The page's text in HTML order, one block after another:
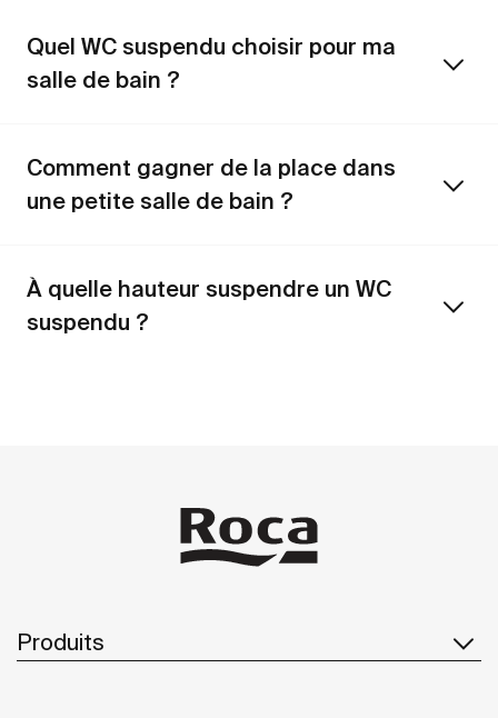
Quel WC suspendu choisir pour ma
salle de bain ?
Comment gagner de la place dans
une petite salle de bain ?
À quelle hauteur suspendre un WC
suspendu ?
Produits